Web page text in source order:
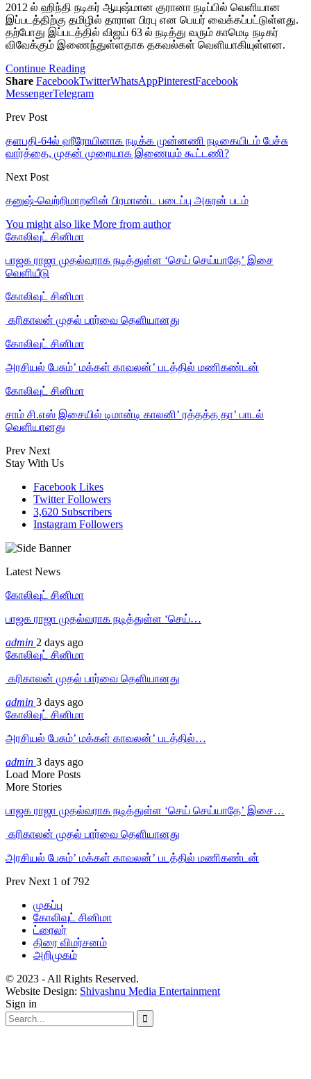
2012 ல் ஹிந்தி நடிகர் ஆயுஷ்மான குரானா நடிப்பில் வெளியான
இப்படத்திற்கு தமிழில் தாராள பிரபு என பெயர் வைக்கப்பட்டுள்ளது.
தற்போது இப்படத்தில் விஜய் 63 ல் நடித்து வரும் காமெடி நடிகர்
விவேக்கும் இணைந்துள்ளதாக தகவல்கள் வெளியாகியுள்ளன.
Continue Reading
Share FacebookTwitterWhatsAppPinterestFacebook
MessengerTelegram
Prev Post
தளபதி-64ல் ஹீரோயினாக நடிக்க முன்னணி நடிகையிடம் பேச்சு
வார்த்தை, முதன் முறையாக இணையும் கூட்டணி?
Next Post
தனுஷ்-வெற்றிமாறனின் பிரமாண்ட படைப்பு அசுரன் படம்
You might also like More from author
கோலிவுட் சினிமா
பாஜக ராஜா முதல்வராக நடித்துள்ள ‘செய் செய்யாதே’ இசை
வெளியீடு
கோலிவுட் சினிமா
‎ கரிகாலன் முதல் பார்வை தெளியானது
கோலிவுட் சினிமா
அரசியல் பேசும்’ மக்கள் காவலன்’ படத்தில் மணிகண்டன்
கோலிவுட் சினிமா
சாம் சி.எஸ் இசையில் டிமான்டி காலனி’ ரத்தத்த தா’ பாடல்
வெளியானது
Prev Next
Stay With Us
Facebook Likes
Twitter Followers
3,620 Subscribers
Instagram Followers
Latest News
கோலிவுட் சினிமா
பாஜக ராஜா முதல்வராக நடித்துள்ள ‘செய்…
admin 2 days ago
கோலிவுட் சினிமா
‎ கரிகாலன் முதல் பார்வை தெளியானது
admin 3 days ago
கோலிவுட் சினிமா
அரசியல் பேசும்’ மக்கள் காவலன்’ படத்தில்…
admin 3 days ago
Load More Posts
More Stories
பாஜக ராஜா முதல்வராக நடித்துள்ள ‘செய் செய்யாதே’ இசை…
‎ கரிகாலன் முதல் பார்வை தெளியானது
அரசியல் பேசும்’ மக்கள் காவலன்’ படத்தில் மணிகண்டன்
Prev Next 1 of 792
முகப்பு
கோலிவுட் சினிமா
ட்ரைலர்
திரை விமர்சனம்
அறிமுகம்
© 2023 - All Rights Reserved.
Website Design: Shivashnu Media Entertainment
Sign in